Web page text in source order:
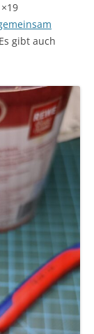
gibt auch